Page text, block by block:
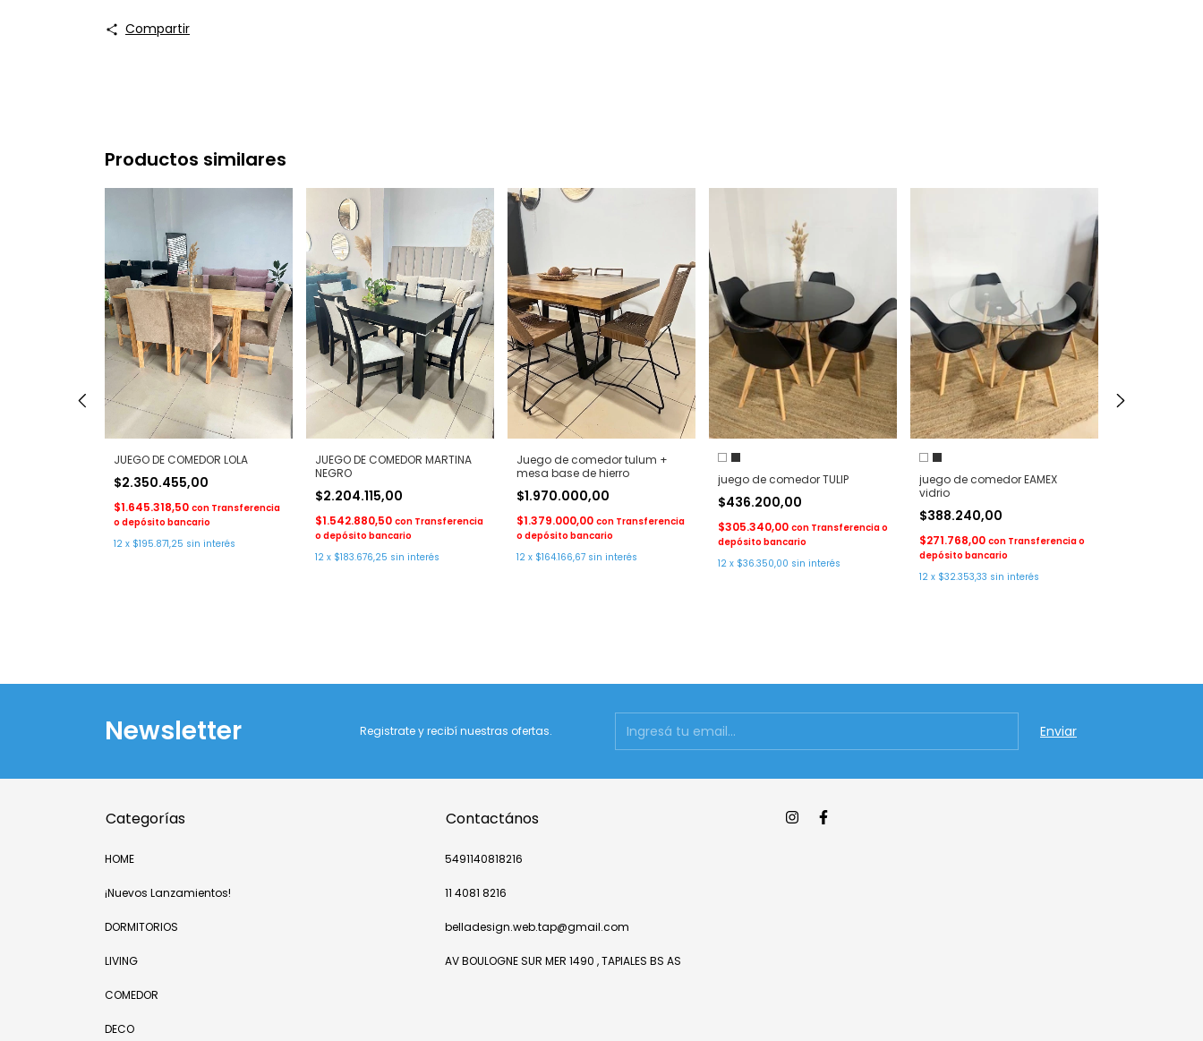
Compartir
Productos similares
JUEGO DE COMEDOR LOLA
$2.350.455,00
$1.645.318,50 con Transferencia
o depósito bancario
12 x $195.871,25 sin interés
JUEGO DE COMEDOR MARTINA
NEGRO
$2.204.115,00
$1.542.880,50 con Transferencia
o depósito bancario
12 x $183.676,25 sin interés
Juego de comedor tulum +
mesa base de hierro
$1.970.000,00
$1.379.000,00 con Transferencia
o depósito bancario
12 x $164.166,67 sin interés
juego de comedor TULIP
$436.200,00
$305.340,00 con Transferencia o
depósito bancario
12 x $36.350,00 sin interés
juego de comedor EAMEX
vidrio
$388.240,00
$271.768,00 con Transferencia o
depósito bancario
12 x $32.353,33 sin interés
JUEGO DE
Newsletter Registrate y recibí nuestras ofertas.
Categorías
HOME
¡Nuevos Lanzamientos!
DORMITORIOS
LIVING
COMEDOR
DECO
Contactános
5491140818216
11 4081 8216
belladesign.web.tap@gmail.com
AV BOULOGNE SUR MER 1490 , TAPIALES BS AS